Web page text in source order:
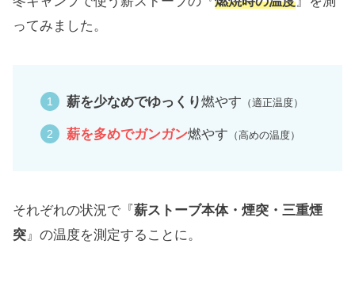
ってみました。
薪を少なめでゆっくり燃やす （適正温度）
薪を多めでガンガン燃やす （高めの温度）
それぞれの状況で『薪ストーブ本体・煙突・三重煙
突 』の温度を測定することに。